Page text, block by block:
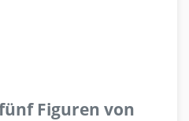
Figuren von